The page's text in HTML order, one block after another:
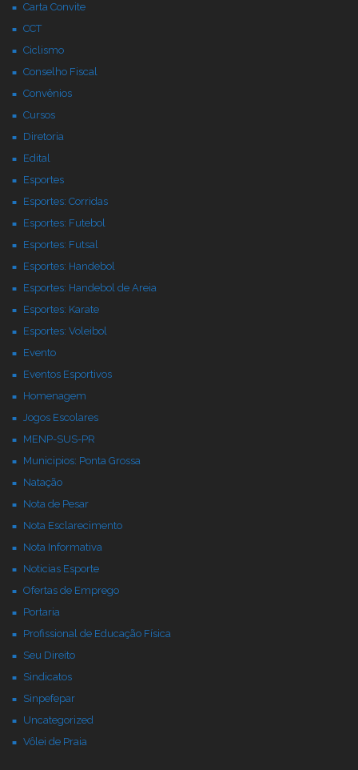
Carta Convite
CCT
Ciclismo
Conselho Fiscal
Convênios
Cursos
Diretoria
Edital
Esportes
Esportes: Corridas
Esportes: Futebol
Esportes: Futsal
Esportes: Handebol
Esportes: Handebol de Areia
Esportes: Karate
Esportes: Voleibol
Evento
Eventos Esportivos
Homenagem
Jogos Escolares
MENP-SUS-PR
Municipios: Ponta Grossa
Natação
Nota de Pesar
Nota Esclarecimento
Nota Informativa
Noticias Esporte
Ofertas de Emprego
Portaria
Profissional de Educação Física
Seu Direito
Sindicatos
Sinpefepar
Uncategorized
Vôlei de Praia